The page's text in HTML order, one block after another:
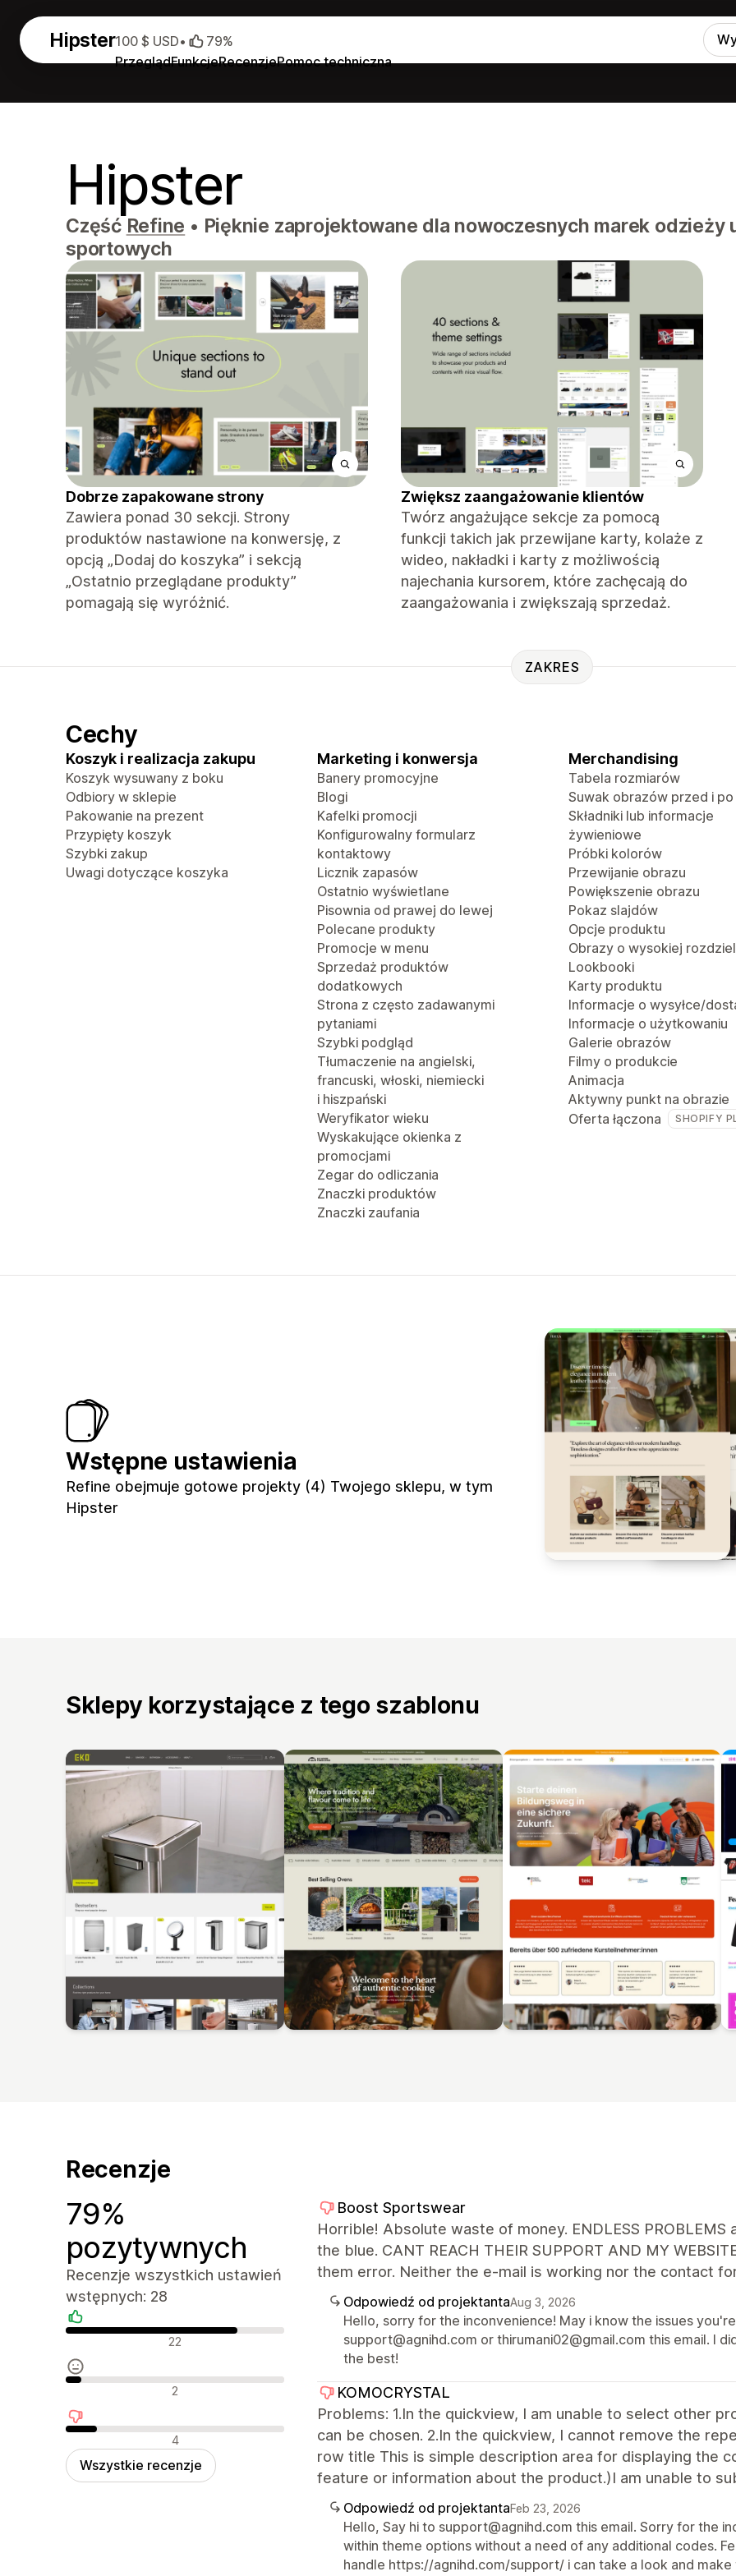
Hipster
PrzeglądFunkcjeRecenzjePomoc techniczna
100 $ USD• 79%
Hipster
Część Refine • Pięknie zaprojektowane dla nowoczesnych marek odzieży
sportowych
Dobrze zapakowane strony
Zawiera ponad 30 sekcji. Strony
produktów nastawione na konwersję, z
opcją „Dodaj do koszyka” i sekcją
„Ostatnio przeglądane produkty”
pomagają się wyróżnić.
Zwiększ zaangażowanie klientów
Twórz angażujące sekcje za pomocą
funkcji takich jak przewijane karty, kolaże z
wideo, nakładki i karty z możliwością
najechania kursorem, które zachęcają do
zaangażowania i zwiększają sprzedaż.
ZAKRES
Cechy
Koszyk i realizacja zakupu
Koszyk wysuwany z boku
Odbiory w sklepie
Pakowanie na prezent
Przypięty koszyk
Szybki zakup
Uwagi dotyczące koszyka
Marketing i konwersja
Banery promocyjne
Blogi
Kafelki promocji
Konfigurowalny formularz
kontaktowy
Licznik zapasów
Ostatnio wyświetlane
Pisownia od prawej do lewej
Polecane produkty
Promocje w menu
Sprzedaż produktów
dodatkowych
Strona z często zadawanymi
pytaniami
Szybki podgląd
Tłumaczenie na angielski,
francuski, włoski, niemiecki
i hiszpański
Weryfikator wieku
Wyskakujące okienka z
promocjami
Zegar do odliczania
Znaczki produktów
Znaczki zaufania
Merchandising
Tabela rozmiarów
Suwak obrazów przed i po
Składniki lub informacje
żywieniowe
Próbki kolorów
Przewijanie obrazu
Powiększenie obrazu
Pokaz slajdów
Opcje produktu
Obrazy o wysokiej
Lookbooki
Karty produktu
Informacje o wysyłce/
Informacje o użytkowaniu
Galerie obrazów
Filmy o produkcie
Animacja
Aktywny punkt na obrazie
Oferta łączona
SHOPIFY
Wstępne ustawienia
Refine obejmuje gotowe projekty (4) Twojego sklepu, w tym
Hipster
Sklepy korzystające z tego szablonu
Recenzje
79%
pozytywnych
Recenzje wszystkich ustawień
wstępnych: 28
Pozytywne recenzje
22
Neutralne recenzje
2
Negatywne recenzje
4
Wszystkie recenzje
Boost Sportswear
Horrible! Absolute waste of money. ENDLESS
the blue. CANT REACH THEIR SUPPORT AND MY
them error. Neither the e-mail is working nor the contact
Odpowiedź od projektantaAug 3, 2026
Hello, sorry for the inconvenience! May i know the issues
support@agnihd.com or thirumani02@gmail.com this email. I
the best!
KOMOCRYSTAL
Problems: 1.In the quickview, I am unable to select other
can be chosen. 2.In the quickview, I cannot remove the
row title This is simple description area for displaying the
feature or information about the product.)I am unable to
Odpowiedź od projektantaFeb 23, 2026
Hello, Say hi to support@agnihd.com this email. Sorry for the
within theme options without a need of any additional codes.
handle https://agnihd.com/support/ i can take a look and